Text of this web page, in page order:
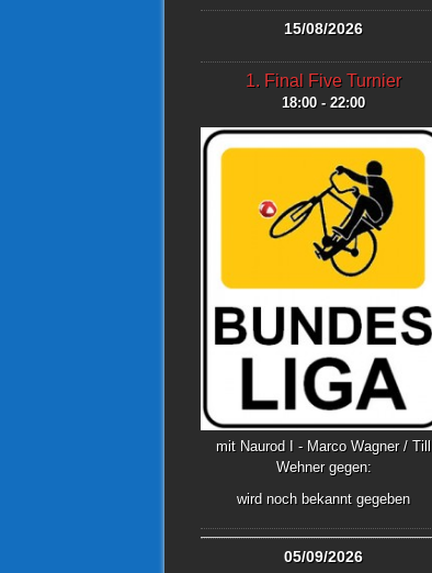
15/08/2026
1. Final Five Turnier
18:00 - 22:00
mit Naurod I - Marco Wagner / Till
Wehner gegen:
wird noch bekannt gegeben
05/09/2026